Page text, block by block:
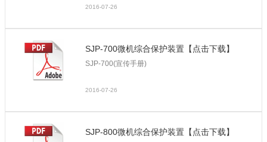
2016-07-26
SJP-700微机综合保护装置【点击下载】
SJP-700(宣传手册)
2016-07-26
SJP-800微机综合保护装置【点击下载】